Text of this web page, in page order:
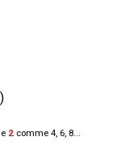
2comme 4, 6, 8...